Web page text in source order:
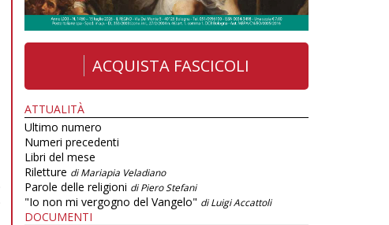
ACQUISTA FASCICOLI
ATTUALITÀ
Ultimo numero
Numeri precedenti
Libri del mese
Riletture di Mariapia Veladiano
Parole delle religioni di Piero Stefani
"Io non mi vergogno del Vangelo" di Luigi Accattoli
DOCUMENTI